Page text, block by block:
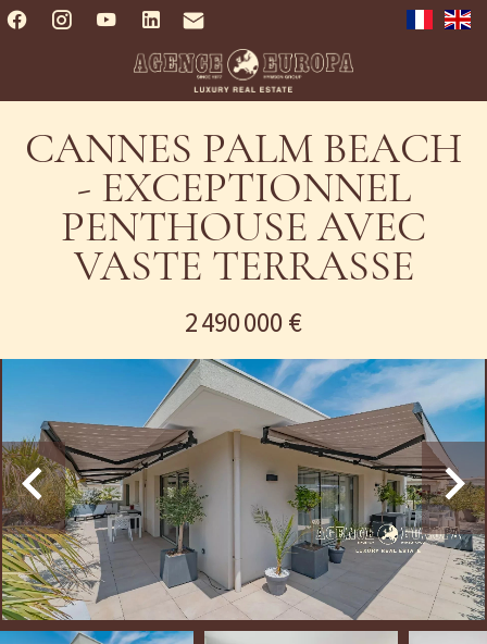
CANNES PALM BEACH
- EXCEPTIONNEL
PENTHOUSE AVEC
VASTE TERRASSE
2 490 000 €